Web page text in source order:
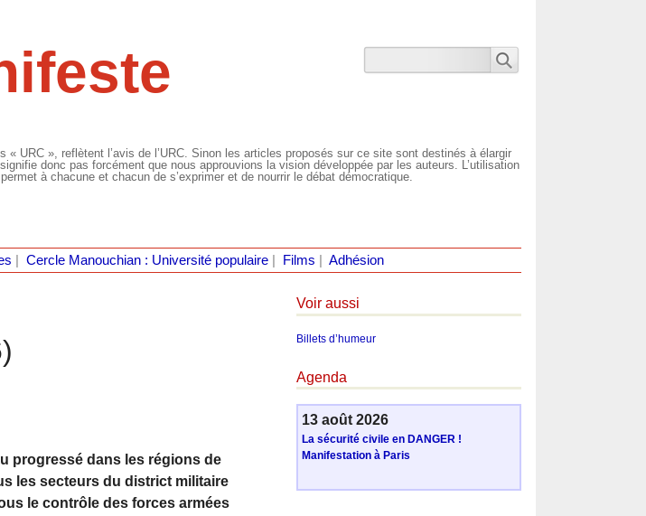
« URC », reflètent l’avis de l’URC. Sinon les articles proposés sur ce site sont destinés à élargir
donc pas forcément que nous approuvions la vision développée par les auteurs. L’utilisation
à chacune et chacun de s’exprimer et de nourrir le débat démocratique.
Cercle Manouchian : Université populaire| Films Adhésion
progressé dans les régions de
les secteurs du district militaire
le contrôle des forces armées
Voir aussi
Billets d’humeur
Agenda
13 août 2026
La sécurité civile en DANGER !
Manifestation à Paris